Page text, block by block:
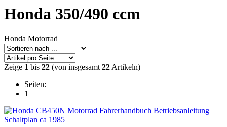
Honda 350/490 ccm
Honda Motorrad
Zeige 1 bis 22 (von insgesamt 22 Artikeln)
Seiten:
1